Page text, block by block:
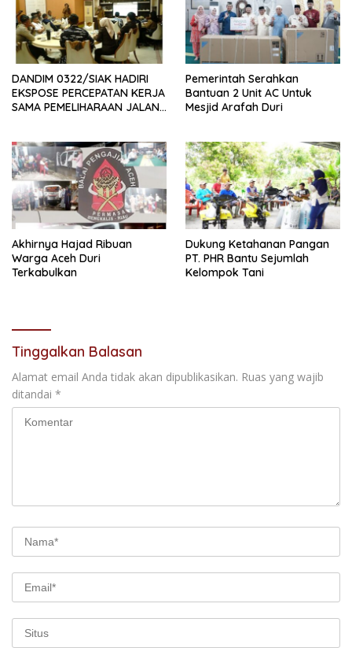
DANDIM 0322/SIAK HADIRI
EKSPOSE PERCEPATAN KERJA
SAMA PEMELIHARAAN JALAN
INFRASTRUKTUR
Pemerintah Serahkan
Bantuan 2 Unit AC Untuk
Mesjid Arafah Duri
Akhirnya Hajad Ribuan
Warga Aceh Duri
Terkabulkan
Dukung Ketahanan Pangan
PT. PHR Bantu Sejumlah
Kelompok Tani
Tinggalkan Balasan
Alamat email Anda tidak akan dipublikasikan. Ruas yang wajib
ditandai *